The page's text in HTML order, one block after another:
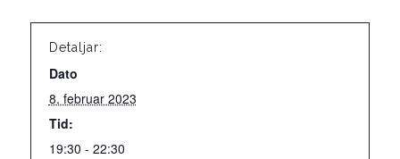
Detaljar:
Dato
8. februar 2023
Tid:
19:30 - 22:30